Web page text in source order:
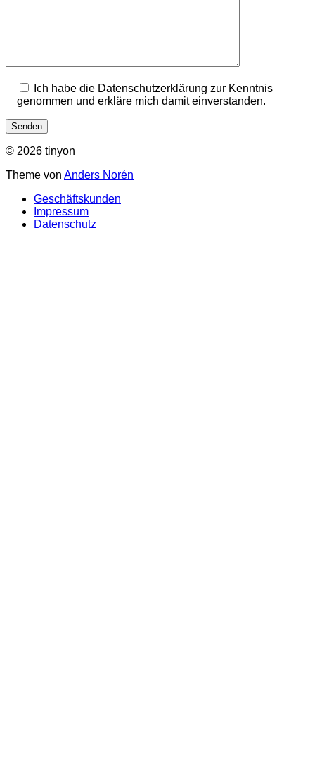
Ich habe die Datenschutzerklärung zur Kenntnis
genommen und erkläre mich damit einverstanden.
© 2026 tinyon
Theme von Anders Norén
Geschäftskunden
Impressum
Datenschutz